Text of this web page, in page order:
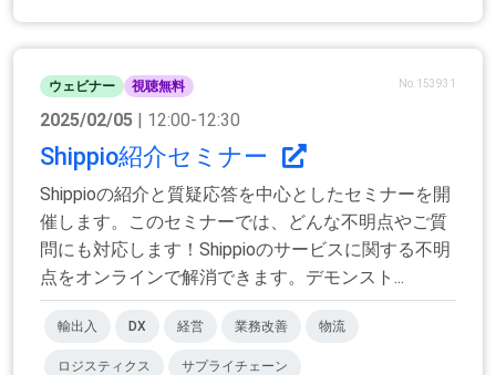
ウェビナー 視聴無料 No.153931
2025/02/05 | 12:00-12:30
Shippio紹介セミナー
Shippioの紹介と質疑応答を中心としたセミナーを開
催します。このセミナーでは、どんな不明点やご質
問にも対応します！Shippioのサービスに関する不明
点をオンラインで解消できます。デモンスト...
輸出入 DX 経営 業務改善 物流
ロジスティクス サプライチェーン